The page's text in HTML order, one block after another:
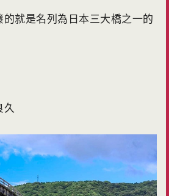
就是名列為日本三大橋之一的
久